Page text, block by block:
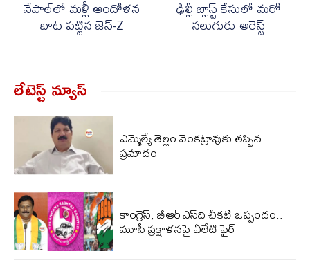
నేపాల్‌లో మళ్లీ ఆందోళన
బాట పట్టిన జెన్‌-Z
ఢిల్లీ బ్లాస్ట్ కేసులో మరో
నలుగురు అరెస్ట్
లేటెస్ట్ న్యూస్‌
ఎమ్మెల్యే తెల్లం వెంకట్రావుకు తప్పిన
ప్రమాదం
కాంగ్రెస్, బీఆర్ఎస్‌ది చీకటి ఒప్పందం..
మూసీ ప్రక్షాళనపై ఏలేటి ఫైర్